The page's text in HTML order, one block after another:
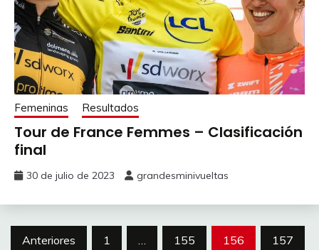
Femeninas Resultados
Tour de France Femmes – Clasificación
final
30 de julio de 2023 grandesminivueltas
Paginación
Anteriores 1 155 156
157